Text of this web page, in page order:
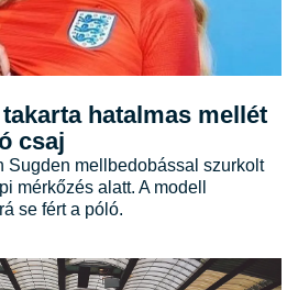
hatalmas mellét
csaj
Sugden mellbedobással szurkolt
mérkőzés alatt. A modell
se fért a póló.